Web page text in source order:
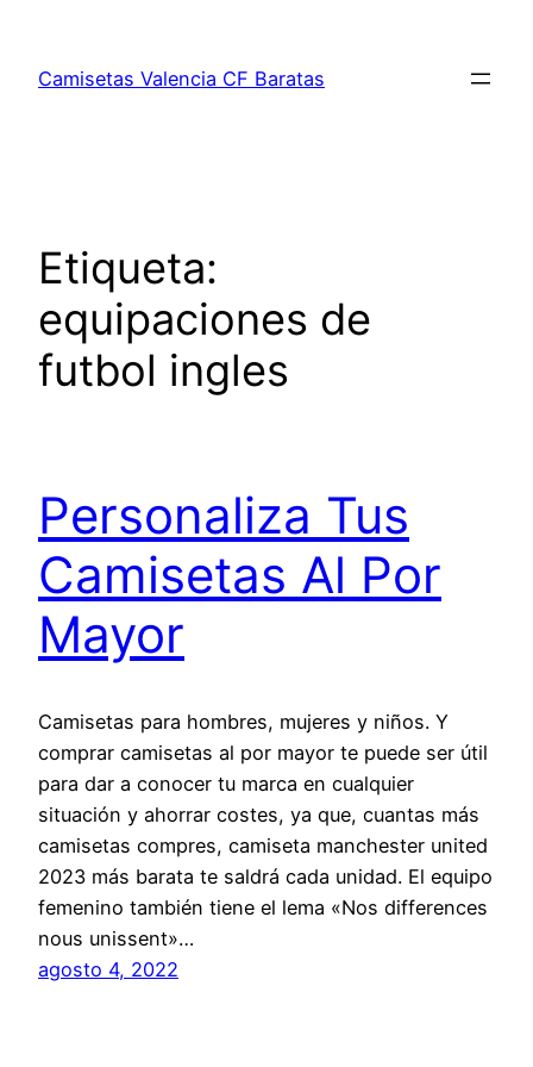
contenido
Camisetas Valencia CF Baratas
Etiqueta:
equipaciones de
futbol ingles
Personaliza Tus
Camisetas Al Por
Mayor
Camisetas para hombres, mujeres y niños. Y
comprar camisetas al por mayor te puede ser útil
para dar a conocer tu marca en cualquier
situación y ahorrar costes, ya que, cuantas más
camisetas compres, camiseta manchester united
2023 más barata te saldrá cada unidad. El equipo
femenino también tiene el lema «Nos differences
nous unissent»…
agosto 4, 2022